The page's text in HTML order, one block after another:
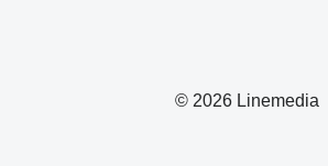
© 2026 Linemedia